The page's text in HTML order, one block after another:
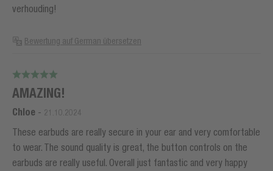
verhouding!
Bewertung auf German übersetzen
AMAZING!
Chloe - 21.10.2024
These earbuds are really secure in your ear and very comfortable
to wear. The sound quality is great, the button controls on the
earbuds are really useful. Overall just fantastic and very happy